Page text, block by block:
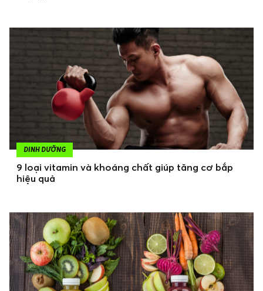
DINH DƯỠNG
9 loại vitamin và khoáng chất giúp tăng cơ bắp
hiệu quả